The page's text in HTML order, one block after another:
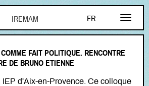
FR
EN
AR
Aller au contenu principal
FAIT POLITIQUE. RENCONTRE
DE BRUNO ETIENNE
IEP d'Aix-en-Provence. Ce colloque